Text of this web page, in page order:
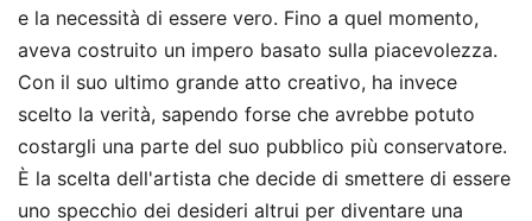
e la necessità di essere vero. Fino a quel momento,
aveva costruito un impero basato sulla piacevolezza.
Con il suo ultimo grande atto creativo, ha invece
scelto la verità, sapendo forse che avrebbe potuto
costargli una parte del suo pubblico più conservatore.
È la scelta dell'artista che decide di smettere di essere
uno specchio dei desideri altrui per diventare una